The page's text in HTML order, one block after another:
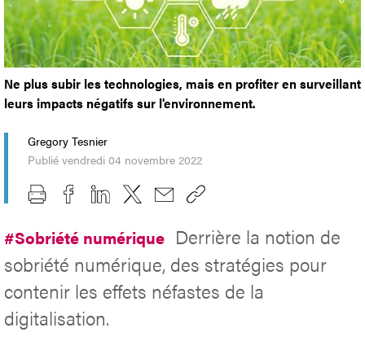
Ne plus subir les technologies, mais en profiter en surveillant
leurs impacts négatifs sur l'environnement.
Gregory Tesnier
Publié vendredi 04 novembre 2022
#Sobriété numérique Derrière la notion de
sobriété numérique, des stratégies pour
contenir les effets néfastes de la
digitalisation.